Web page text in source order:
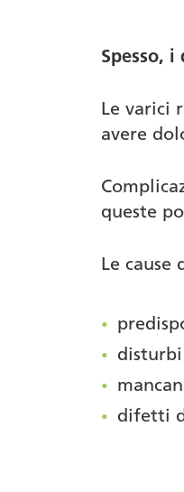
Spesso,
Le varici
avere
queste
Le cause
difetti